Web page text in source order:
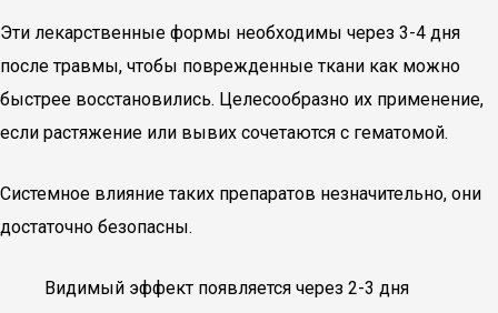
Эти лекарственные формы необходимы через 3-4 дня
после травмы, чтобы поврежденные ткани как можно
быстрее восстановились. Целесообразно их применение,
если растяжение или вывих сочетаются с гематомой.
Системное влияние таких препаратов незначительно, они
достаточно безопасны.
Видимый эффект появляется через 2-3 дня